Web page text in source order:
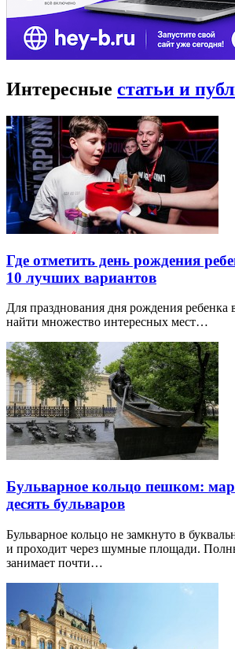
Интересные статьи и
Где отметить день рождения
10 лучших вариантов
Для празднования дня рождения
найти множество интересных мест…
Бульварное кольцо пешком:
десять бульваров
Бульварное кольцо не замкнуто в
и проходит через шумные площади.
занимает почти…